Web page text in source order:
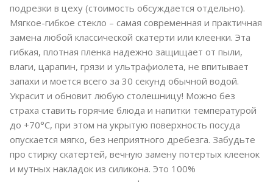
подрезки в цеху (стоимость обсуждается отдельно).
Мягкое-гибкое стекло – самая современная и практичная
замена любой классической скатерти или клеенки. Эта
гибкая, плотная пленка надежно защищает от пыли,
влаги, царапин, грязи и ультрафиолета, не впитывает
запахи и моется всего за 30 секунд обычной водой.
Украсит и обновит любую столешницу! Можно без
страха ставить горячие блюда и напитки температурой
до +70°C, при этом на укрытую поверхность посуда
опускается мягко, без неприятного дребезга. Забудьте
про стирку скатертей, вечную замену потертых клеенок
и мутных накладок из силикона. Это 100%